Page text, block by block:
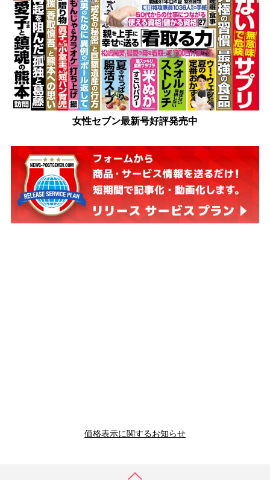
女性セブン最新号好評発売中
価格表示に関するお知らせ